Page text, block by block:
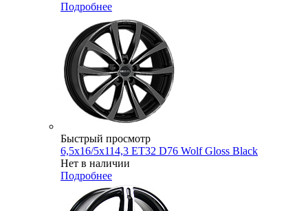
Подробнее
Быстрый просмотр
6,5x16/5x114,3 ET32 D76 Wolf Gloss Black
Нет в наличии
Подробнее